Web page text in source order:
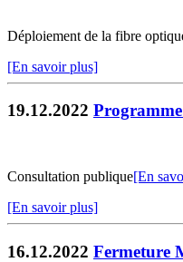
Déploiement de la fibre
[En savoir plus]
19.12.2022
Consultation publique[En
[En savoir plus]
16.12.2022 Fermeture